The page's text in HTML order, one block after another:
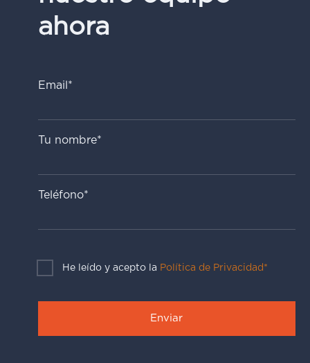
ahora
Email*
Tu nombre*
Teléfono*
He leído y acepto la Política de Privacidad*